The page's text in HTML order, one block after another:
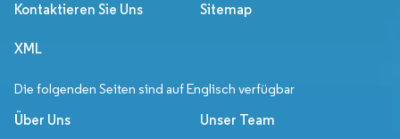
Kontaktieren Sie Uns Sitemap
XML
Die folgenden Seiten sind auf Englisch verfügbar
Über Uns Unser Team